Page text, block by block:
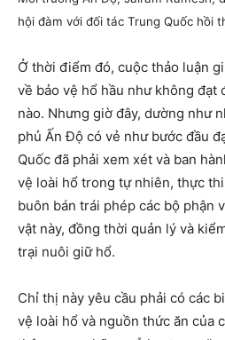
hội đàm với đối tác Trung Quốc hồi
Ở thời điểm đó, cuộc thảo luận
về bảo vệ hổ hầu như không đạt
nào. Nhưng giờ đây, dường như
phủ Ấn Độ có vẻ như bước đầu
Quốc đã phải xem xét và ban
vệ loài hổ trong tự nhiên, thực
buôn bán trái phép các bộ phận
vật này, đồng thời quản lý và
trại nuôi giữ hổ.
Chỉ thị này yêu cầu phải có các
vệ loài hổ và nguồn thức ăn của